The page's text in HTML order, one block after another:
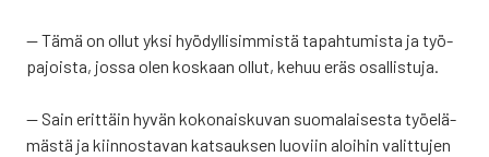
— Tämä on ollut yksi hyö­dyl­li­sim­mis­tä tapah­tu­mis­ta ja työ­
pa­jois­ta, jos­sa olen kos­kaan ollut, kehuu eräs osal­lis­tu­ja.
— Sain erit­täin hyvän koko­nais­ku­van suo­ma­lai­ses­ta työ­elä­
mäs­tä ja kiin­nos­ta­van kat­sauk­sen luo­viin aloi­hin valit­tu­jen